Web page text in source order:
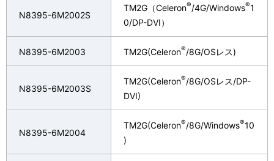
N8395-6M2002S
TM2G（Celeron®/4G/Windows®1
0/DP-DVI）
N8395-6M2003 TM2G(Celeron®/8G/OSレス)
N8395-6M2003S
TM2G(Celeron®/8G/OSレス/DP-
DVI)
N8395-6M2004
TM2G(Celeron®/8G/Windows®10
)